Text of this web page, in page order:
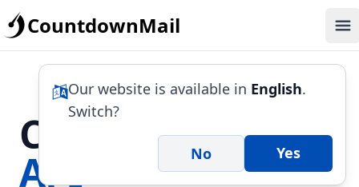
CountdownMail
Our website is available in English.
Switch?
No Yes
CountdownMail
API